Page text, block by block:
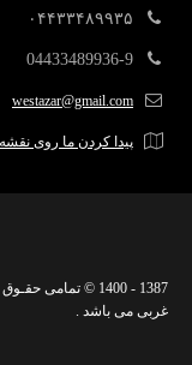
۰۴۴۳۳۴۸۹۹۳۵
04433489936-9
westazar@gmail.com
پیدا کردن ما روی نقشه
1387 - 1400 ©
غربی می باشد .